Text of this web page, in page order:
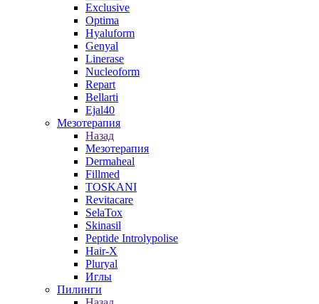
Exclusive
Optima
Hyaluform
Genyal
Linerase
Nucleoform
Repart
Bellarti
Ejal40
Мезотерапия
Назад
Мезотерапия
Dermaheal
Fillmed
TOSKANI
Revitacare
SelaTox
Skinasil
Peptide Introlypolise
Hair-X
Pluryal
Иглы
Пилинги